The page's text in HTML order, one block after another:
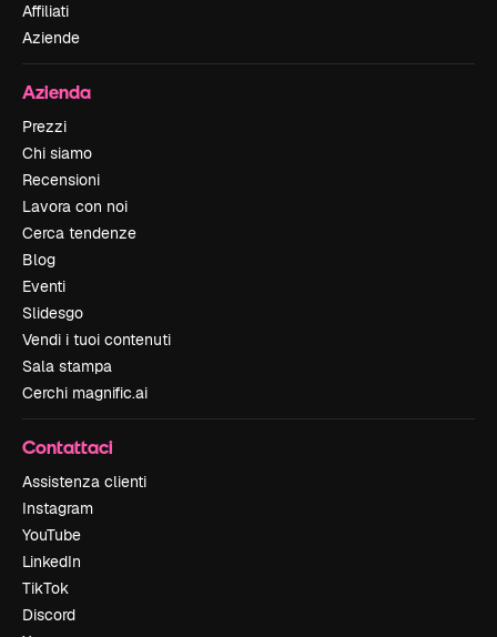
Affiliati
Aziende
Azienda
Prezzi
Chi siamo
Recensioni
Lavora con noi
Cerca tendenze
Blog
Eventi
Slidesgo
Vendi i tuoi contenuti
Sala stampa
Cerchi magnific.ai
Contattaci
Assistenza clienti
Instagram
YouTube
LinkedIn
TikTok
Discord